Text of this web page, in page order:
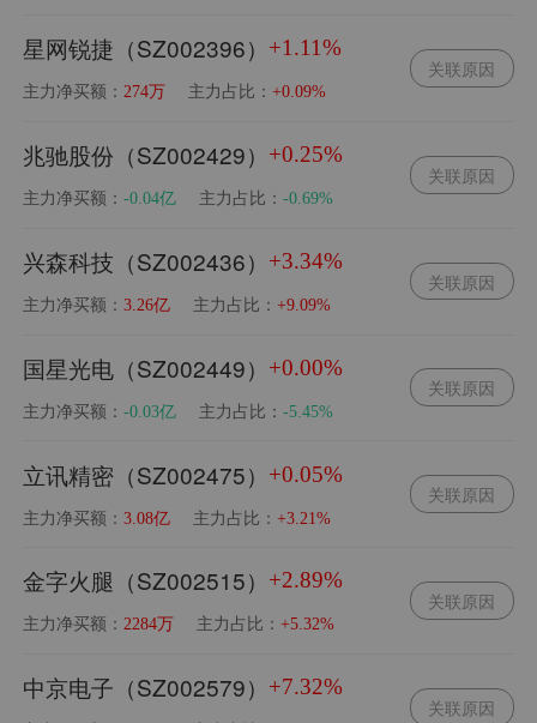
星网锐捷（SZ002396） +1.11%
主力净买额：274万 主力占比：+0.09%
关联原因
兆驰股份（SZ002429） +0.25%
主力净买额：-0.04亿 主力占比：-0.69%
关联原因
兴森科技（SZ002436） +3.34%
主力净买额：3.26亿 主力占比：+9.09%
关联原因
国星光电（SZ002449） +0.00%
主力净买额：-0.03亿 主力占比：-5.45%
关联原因
立讯精密（SZ002475） +0.05%
主力净买额：3.08亿 主力占比：+3.21%
关联原因
金字火腿（SZ002515） +2.89%
主力净买额：2284万 主力占比：+5.32%
关联原因
中京电子（SZ002579） +7.32%
关联原因